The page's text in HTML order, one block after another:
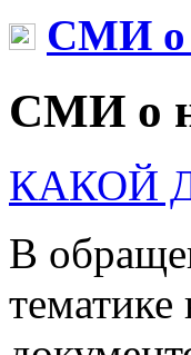
СМИ о
СМИ о
КАКОЙ
В